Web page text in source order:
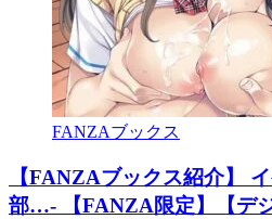
FANZAブックス
【FANZAブックス紹介】
部…- 【FANZA限定】【デ